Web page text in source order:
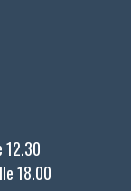
12.30
18.00